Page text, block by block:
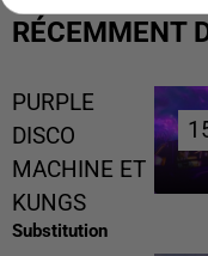
RÉCEMMENT
PURPLE
DISCO
MACHINE ET
KUNGS
Substitution